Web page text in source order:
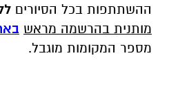
ההשתתפות בכל הסיורים
מותנית בהרשמה מראש
מספר המקומות מוגבל.